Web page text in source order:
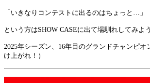
「いきなりコンテストに出るのはちょっと…」
という方はSHOW CASEに出て場馴れしてみよ
2025年シーズン、16年目のグランドチャンピオ
け上がれ！）